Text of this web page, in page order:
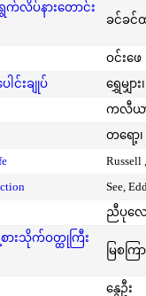
လိပ်နားတောင်း
ခင်ခင်
ဝင်းဖေ
င်းချုပ်
ရွှေမျှား
ကလီယာ
တရော့၊
Russell
See,
ညီပုလေ
းသိုက်ဝတ္ထုကြီး
မြစကြာ
နွေဦး